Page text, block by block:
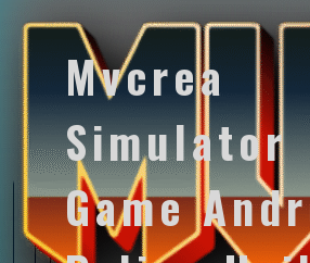
Mvcrea
Simulator
Game